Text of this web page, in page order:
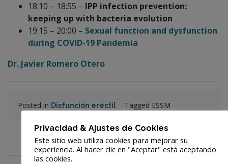
18:10 – 18:55 – IPP infection prevention:
keeping up with bacteria evolution
19:15 – 20:00 – Sexual function and dysfunction
during COVID-19 Pandemia
Dr. Javier Romero Otero
Posted in Disfunción eréctil · Tagged ESSM
Privacidad & Ajustes de Cookies
Este sitio web utiliza cookies para mejorar su
experiencia. Al hacer clic en "Aceptar" está aceptando
las cookies.